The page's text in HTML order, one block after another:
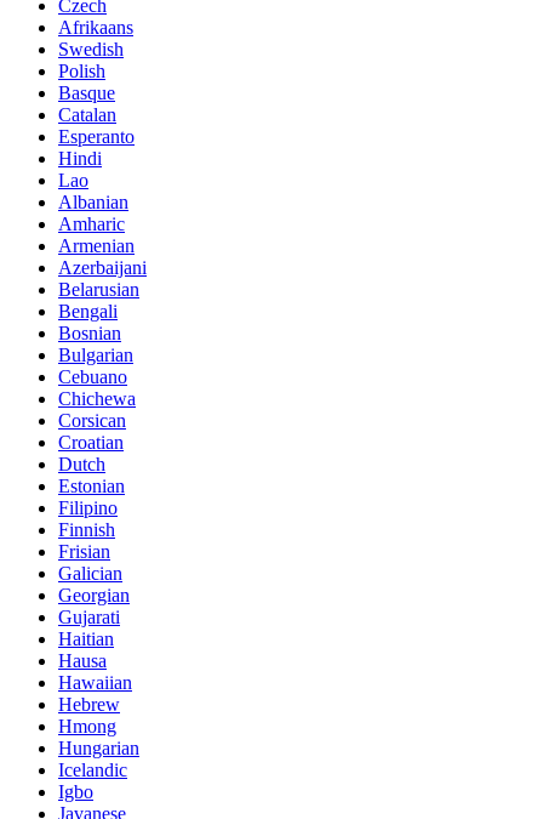
Czech
Afrikaans
Swedish
Polish
Basque
Catalan
Esperanto
Hindi
Lao
Albanian
Amharic
Armenian
Azerbaijani
Belarusian
Bengali
Bosnian
Bulgarian
Cebuano
Chichewa
Corsican
Croatian
Dutch
Estonian
Filipino
Finnish
Frisian
Galician
Georgian
Gujarati
Haitian
Hausa
Hawaiian
Hebrew
Hmong
Hungarian
Icelandic
Igbo
Javanese